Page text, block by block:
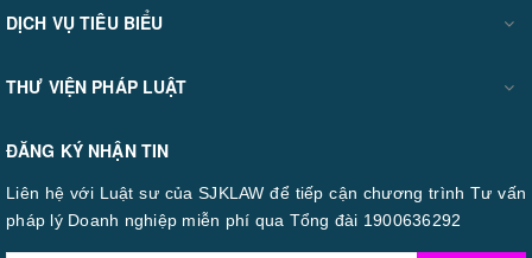
DỊCH VỤ TIÊU BIỂU
THƯ VIỆN PHÁP LUẬT
ĐĂNG KÝ NHẬN TIN
Liên hệ với Luật sư của SJKLAW để tiếp cận chương trình Tư vấn
pháp lý Doanh nghiệp miễn phí qua Tổng đài 1900636292